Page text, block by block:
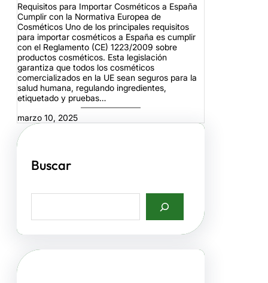
Requisitos para Importar Cosméticos a España
Cumplir con la Normativa Europea de
Cosméticos Uno de los principales requisitos
para importar cosméticos a España es cumplir
con el Reglamento (CE) 1223/2009 sobre
productos cosméticos. Esta legislación
garantiza que todos los cosméticos
comercializados en la UE sean seguros para la
salud humana, regulando ingredientes,
etiquetado y pruebas…
marzo 10, 2025
Buscar
a
h